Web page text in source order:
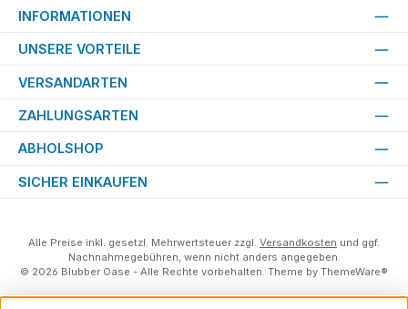
INFORMATIONEN
UNSERE VORTEILE
VERSANDARTEN
ZAHLUNGSARTEN
ABHOLSHOP
SICHER EINKAUFEN
Alle Preise inkl. gesetzl. Mehrwertsteuer zzgl. Versandkosten und ggf.
Nachnahmegebühren, wenn nicht anders angegeben.
© 2026 Blubber Oase - Alle Rechte vorbehalten. Theme by ThemeWare®